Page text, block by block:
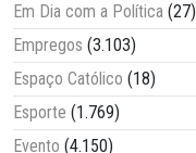
Em Dia com a Política (27)
Empregos (3.103)
Espaço Católico (18)
Esporte (1.769)
Evento (4.150)